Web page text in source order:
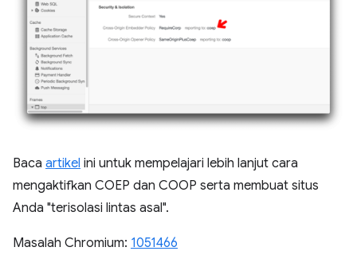
Baca artikel ini untuk mempelajari lebih lanjut cara
mengaktifkan COEP dan COOP serta membuat situs
Anda "terisolasi lintas asal".
Masalah Chromium: 1051466